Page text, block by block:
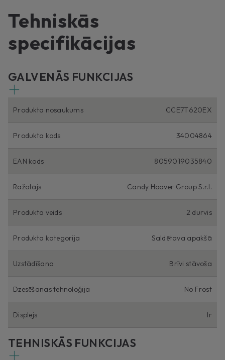
Tehniskās
specifikācijas
GALVENĀS FUNKCIJAS
Produkta nosaukums CCE7T620EX
Produkta kods 34004864
EAN kods 8059019035840
Ražotājs Candy Hoover Group S.r.l.
Produkta veids 2 durvis
Produkta kategorija Saldētava apakšā
Uzstādīšana Brīvi stāvoša
Dzesēšanas tehnoloģija No Frost
Displejs Ir
TEHNISKĀS FUNKCIJAS